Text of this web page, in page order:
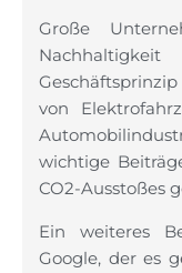
Große
von
wichtige
CO2-Ausstoßes
Ein weiteres
Google, der es